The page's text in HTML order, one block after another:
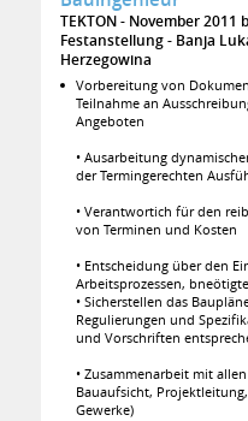
TEKTON
November 2011
Festanstellung
Banja
Herzegowina
Vorbereitung von
Teilnahme an
Angeboten
• Ausarbeitung
der Termingerechten
• Verantwortich für den
von Terminen und Kosten
• Entscheidung über den
Arbeitsprozessen,
• Sicherstellen das
Regulierungen und
und Vorschriften
• Zusammenarbeit mit
Bauaufsicht,
Gewerke)